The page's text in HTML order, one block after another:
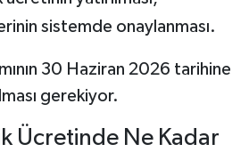
sistemde onaylanması.
30 Haziran 2026 tarihine
gerekiyor.
Ücretinde Ne Kadar